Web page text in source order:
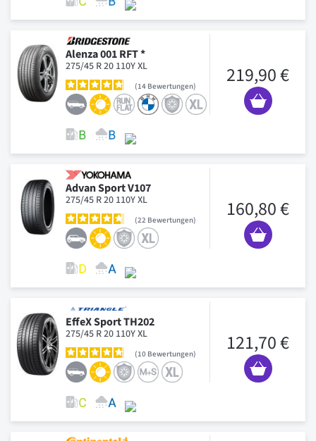
Alenza 001 RFT *
275/45 R 20 110Y XL
14 Bewertungen 219,90 €
Advan Sport V107
275/45 R 20 110Y XL
22 Bewertungen 160,80 €
EffeX Sport TH202
275/45 R 20 110Y XL
10 Bewertungen 121,70 €